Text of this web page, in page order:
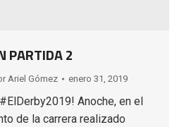
PARTIDA 2
Ariel Gómez enero 31, 2019
Anoche, en el
de la carrera realizado